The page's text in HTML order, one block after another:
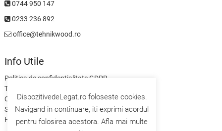
0744 950 147
0233 236 892
office@tehnikwood.ro
Info Utile
Politica de confidentialitate GDPR
Termeni si Conditii
Contact
Servicii
Home
DispozitivedeLegat.ro foloseste cookies.
Navigand in continuare, iti exprimi acordul
pentru folosirea acestora. Afla mai multe